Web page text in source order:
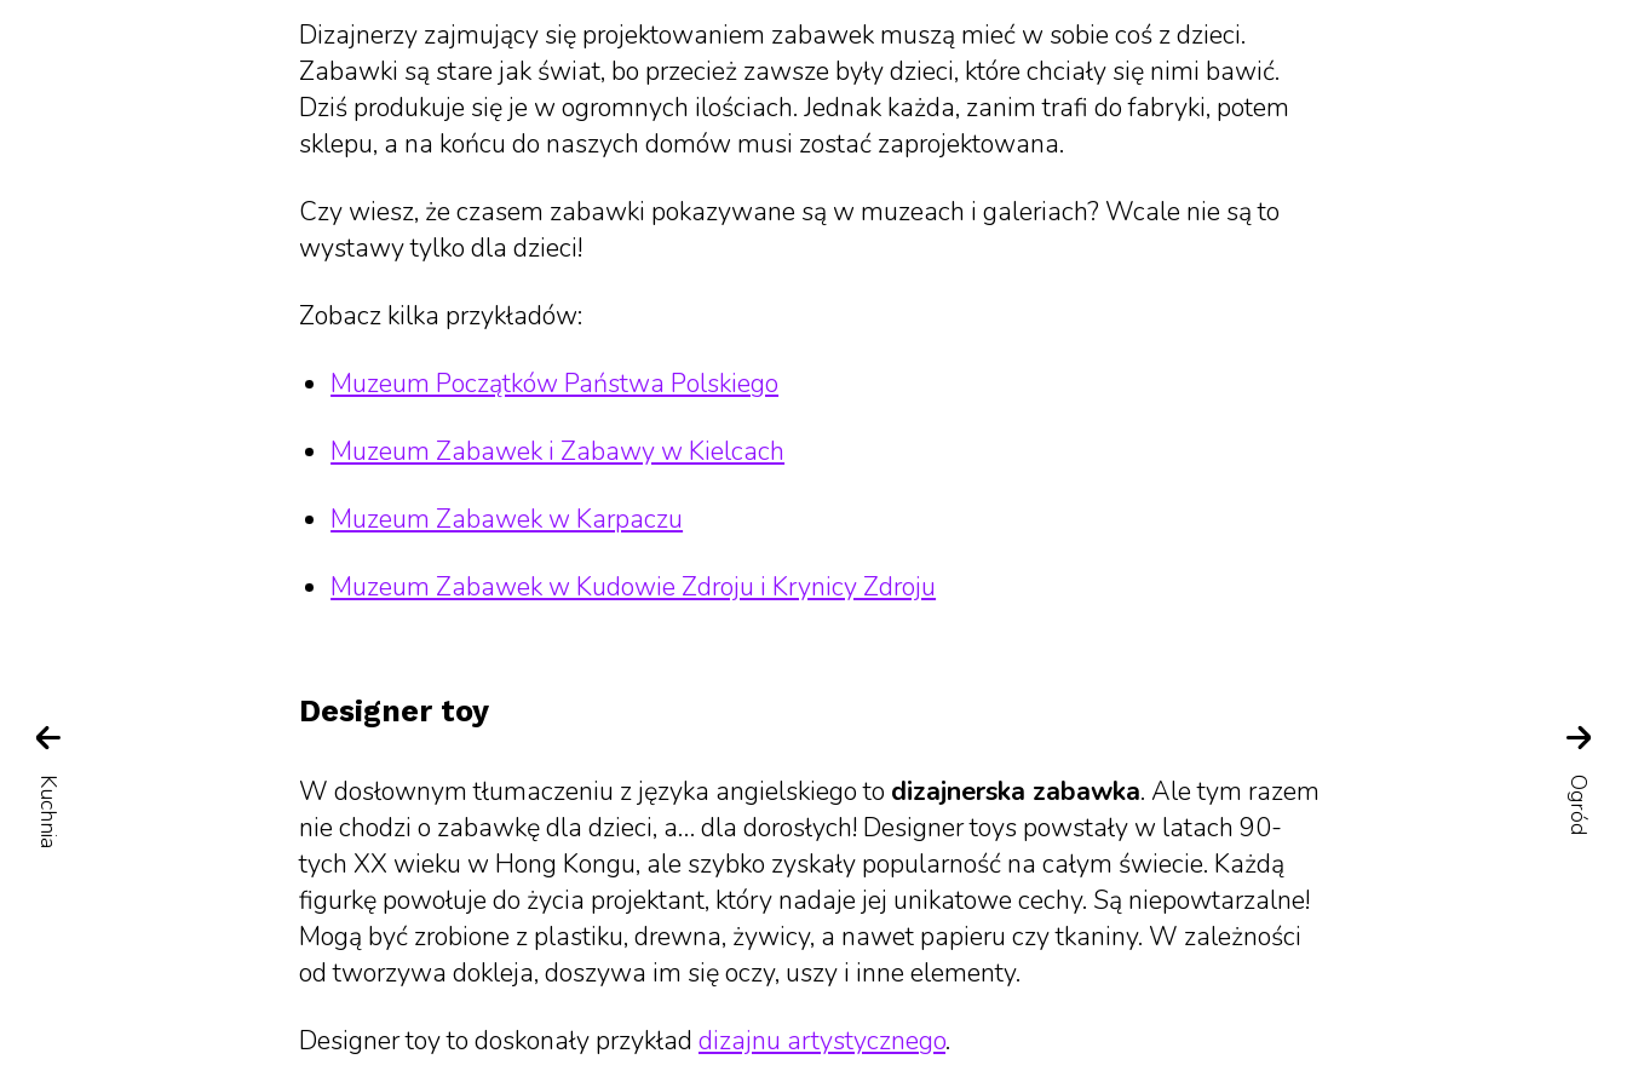
Kuchnia
Dizajnerzy zajmujący się projektowaniem zabawek muszą mieć w sobie coś z dzieci.
Zabawki są stare jak świat, bo przecież zawsze były dzieci, które chciały się nimi bawić.
Dziś produkuje się je w ogromnych ilościach. Jednak każda, zanim trafi do fabryki, potem
sklepu, a na końcu do naszych domów musi zostać zaprojektowana.
Czy wiesz, że czasem zabawki pokazywane są w muzeach i galeriach? Wcale nie są to
wystawy tylko dla dzieci!
Zobacz kilka przykładów:
Muzeum Początków Państwa Polskiego
Muzeum Zabawek i Zabawy w Kielcach
Muzeum Zabawek w Karpaczu
Muzeum Zabawek w Kudowie Zdroju i Krynicy Zdroju
Designer toy
W dosłownym tłumaczeniu z języka angielskiego to dizajnerska zabawka. Ale tym razem
nie chodzi o zabawkę dla dzieci, a… dla dorosłych! Designer toys powstały w latach 90-
tych XX wieku w Hong Kongu, ale szybko zyskały popularność na całym świecie. Każdą
figurkę powołuje do życia projektant, który nadaje jej unikatowe cechy. Są niepowtarzalne!
Mogą być zrobione z plastiku, drewna, żywicy, a nawet papieru czy tkaniny. W zależności
od tworzywa dokleja, doszywa im się oczy, uszy i inne elementy.
Designer toy to doskonały przykład dizajnu artystycznego.
Ogród